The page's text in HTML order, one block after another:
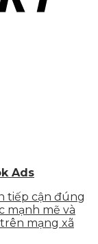
Ads
tiếp cận đúng
mạnh mẽ và
mạng xã